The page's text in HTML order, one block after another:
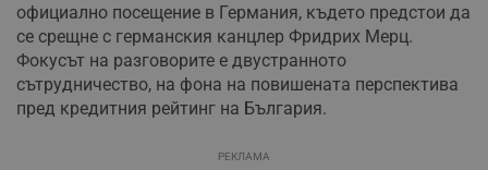
официално посещение в Германия, където предстои да
се срещне с германския канцлер Фридрих Мерц.
Фокусът на разговорите е двустранното
сътрудничество, на фона на повишената перспектива
пред кредитния рейтинг на България.
РЕКЛАМА